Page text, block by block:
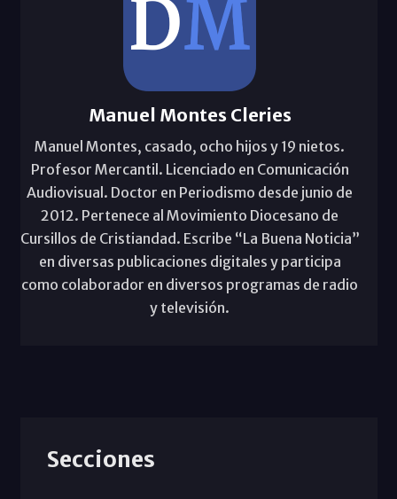
Manuel Montes Cleries
Manuel Montes, casado, ocho hijos y 19 nietos.
Profesor Mercantil. Licenciado en Comunicación
Audiovisual. Doctor en Periodismo desde junio de
2012. Pertenece al Movimiento Diocesano de
Cursillos de Cristiandad. Escribe “La Buena Noticia”
en diversas publicaciones digitales y participa
como colaborador en diversos programas de radio
y televisión.
Secciones